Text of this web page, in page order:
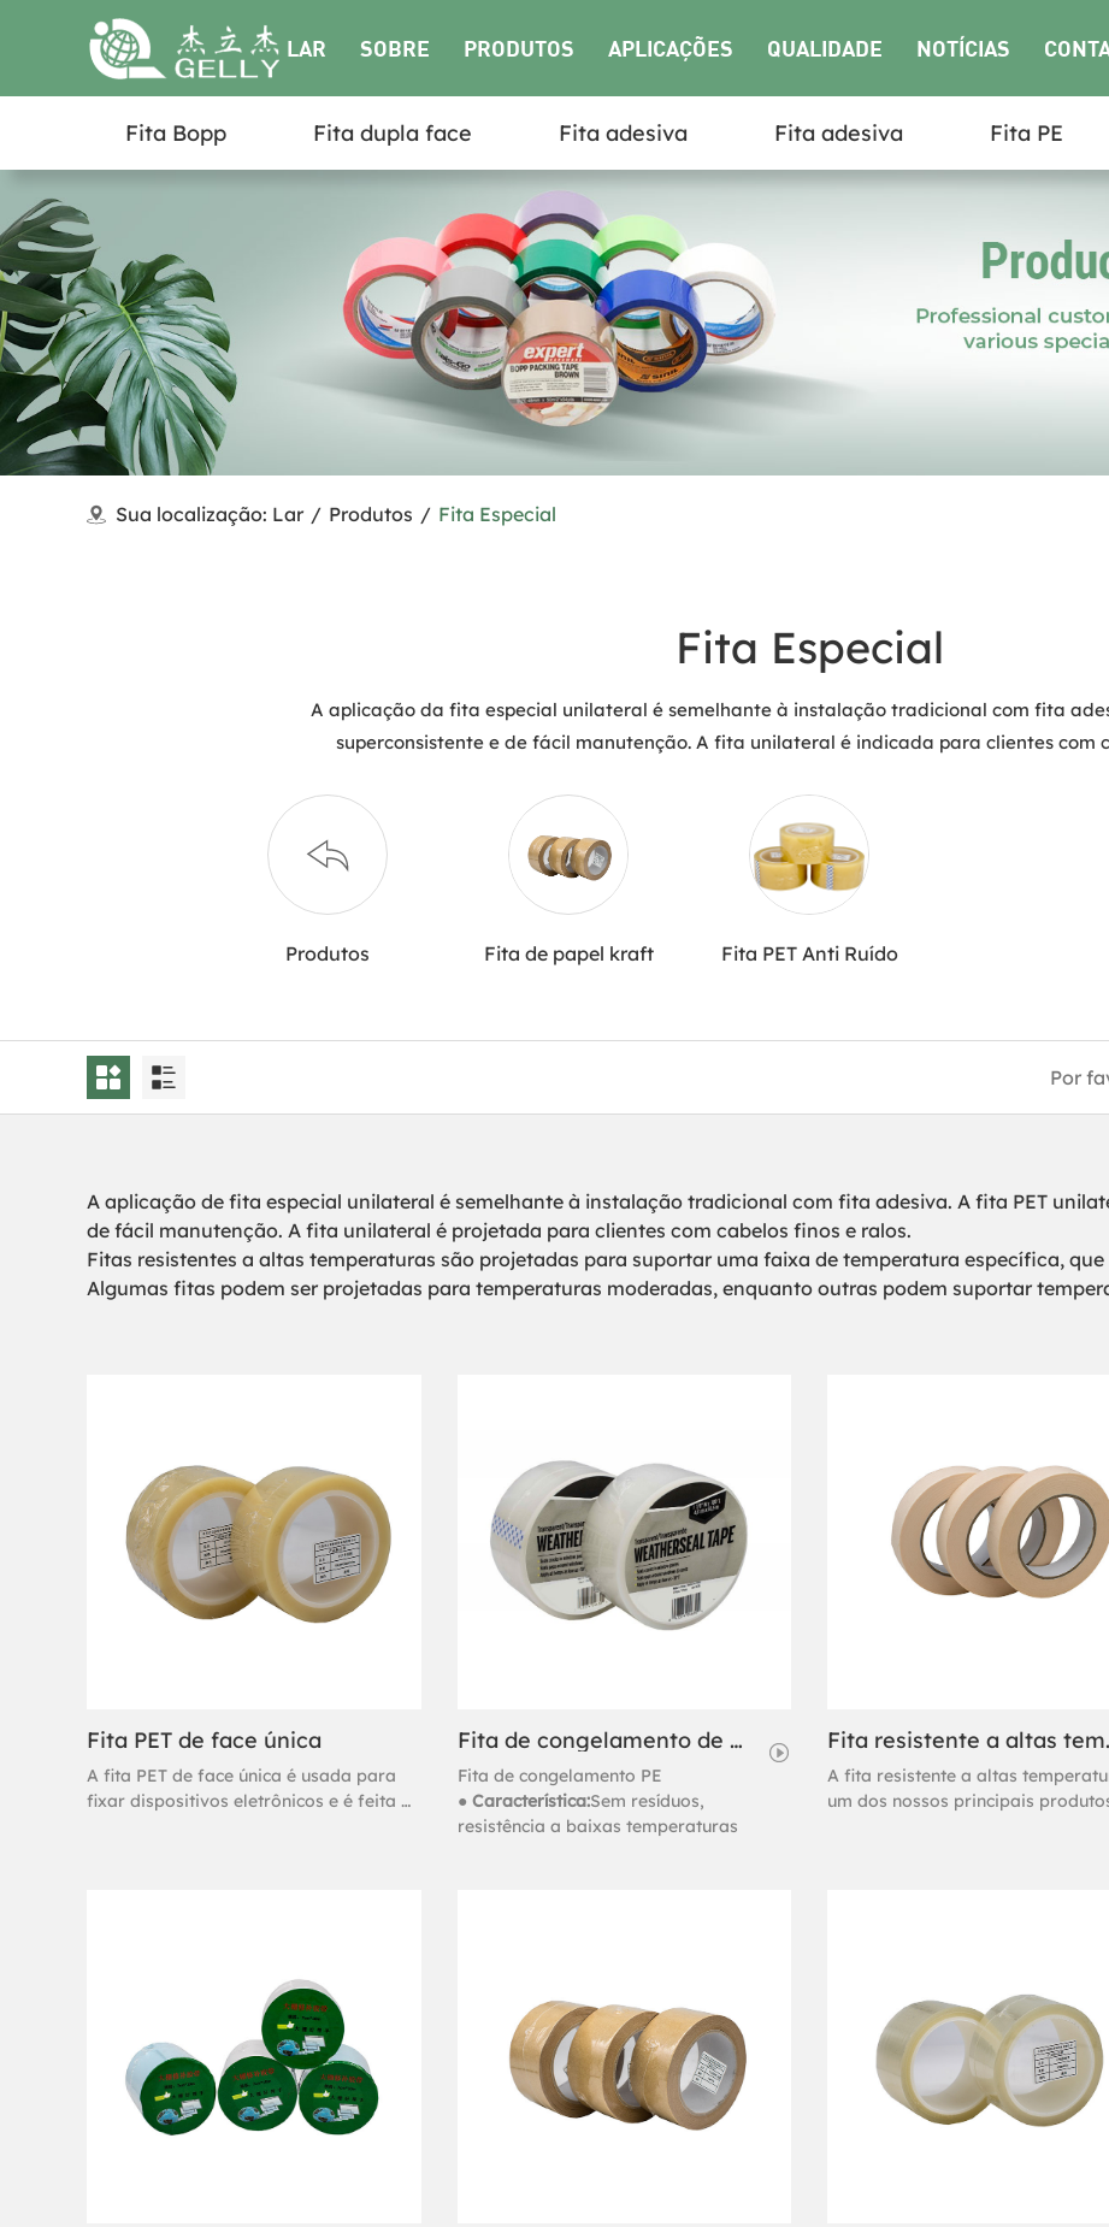
LAR SOBRE
NÓS
PRODUTOS APLICAÇÕES QUALIDADE NOTÍCIAS
NOS
Fita Bopp Fita dupla face Fita adesiva Fita adesiva Fita PE
Sua localização: Lar / Produtos / Fita Especial
Fita Especial
A aplicação da fita especial unilateral é semelhante à instalação tradicional com fita
superconsistente e de fácil manutenção. A fita unilateral é indicada para clientes com
Produtos Fita de papel kraft Fita PET Anti Ruído
A aplicação de fita especial unilateral é semelhante à instalação tradicional com fita adesiva. A fita PET
de fácil manutenção. A fita unilateral é projetada para clientes com cabelos finos e ralos.
Fitas resistentes a altas temperaturas são projetadas para suportar uma faixa de temperatura específica,
Algumas fitas podem ser projetadas para temperaturas moderadas, enquanto outras podem suportar
Fita PET de face única
A fita PET de face única é usada para
fixar dispositivos eletrônicos e é feita à
Fita de congelamento de PE
Fita de congelamento PE
● Característica:Sem resíduos,
resistência a baixas temperaturas
Fita
A fita resistente a altas
um dos nossos principais